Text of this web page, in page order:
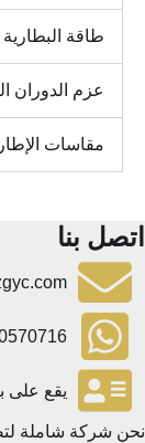
طاقة
عزم الدوران
مقاسات
اتصل بنا
يقع على بعد 59 مترًا تقريبًا جنوب شرق تقاطع شارع غوانغآن وشارع جينغكاي في منطقة هونغ
نحن شركة شاملة